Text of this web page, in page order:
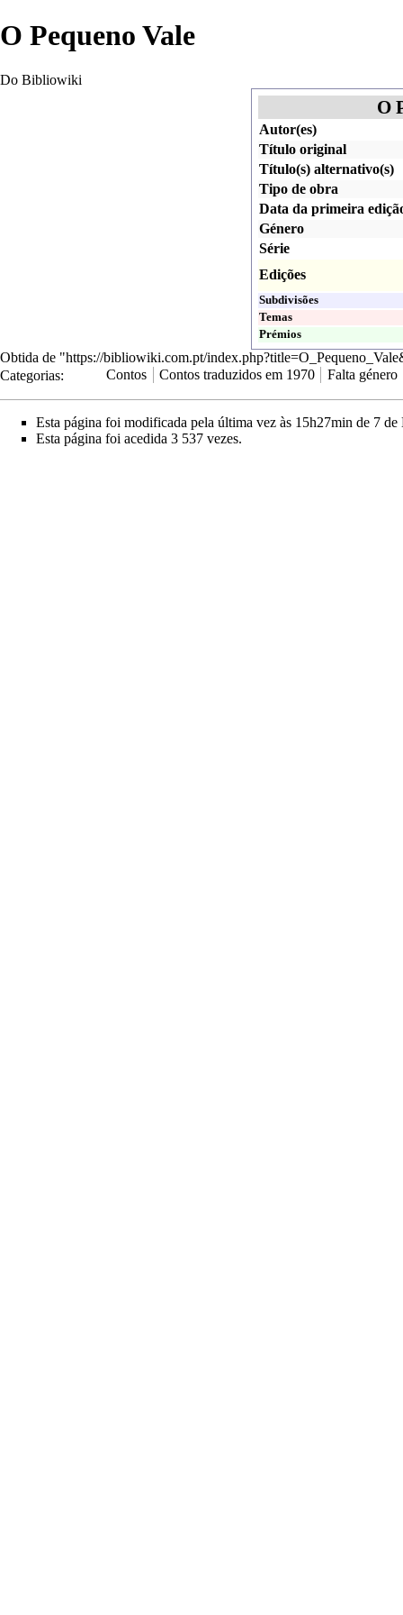
O Pequeno Vale
Do Bibliowiki
O
Autor(es)
Título original
Título(s) alternativo(s)
Tipo de obra
Data da primeira
Género
Série
Edições
Subdivisões
Temas
Prémios
Obtida de "https://bibliowiki.com.pt/
Categorias: Contos Contos traduzidos em 1970 Falta género
Esta página foi modificada pela última vez às 15h27min de 7
Esta página foi acedida 3 537 vezes.